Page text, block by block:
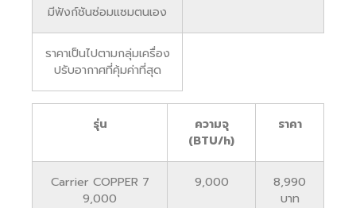
มีฟังก์ชันซ่อมแซมตนเอง
ราคาเป็นไปตามกลุ่มเครื่อง
ปรับอากาศที่คุ้มค่าที่สุด
รุ่น
ความจุ
(BTU/h)
ราคา
Carrier COPPER 7
9,000
9,000
8,990
บาท